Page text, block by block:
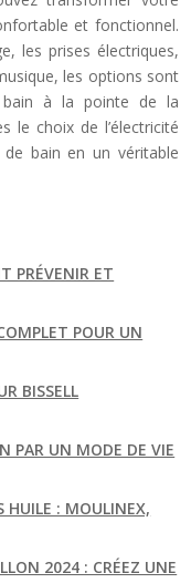
et fonctionnel.
les prises électriques,
les options sont
bain à la pointe de la
le choix de l’électricité
bain en un véritable
PRÉVENIR ET
POUR UN
BISSELL
PAR UN MODE DE VIE
HUILE : MOULINEX,
2024 : CRÉEZ UNE